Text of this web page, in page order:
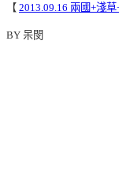
【 2013.09.16 兩國+淺
BY 呆閔